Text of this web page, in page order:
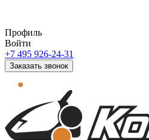
Профиль
Войти
+7 495 926-24-31
Заказать звонок